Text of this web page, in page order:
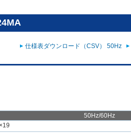
仕様表ダウンロード（CSV） 50Hz
50Hz/60Hz